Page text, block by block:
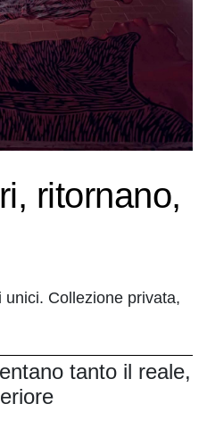
ritornano,
Collezione privata,
tanto il reale,